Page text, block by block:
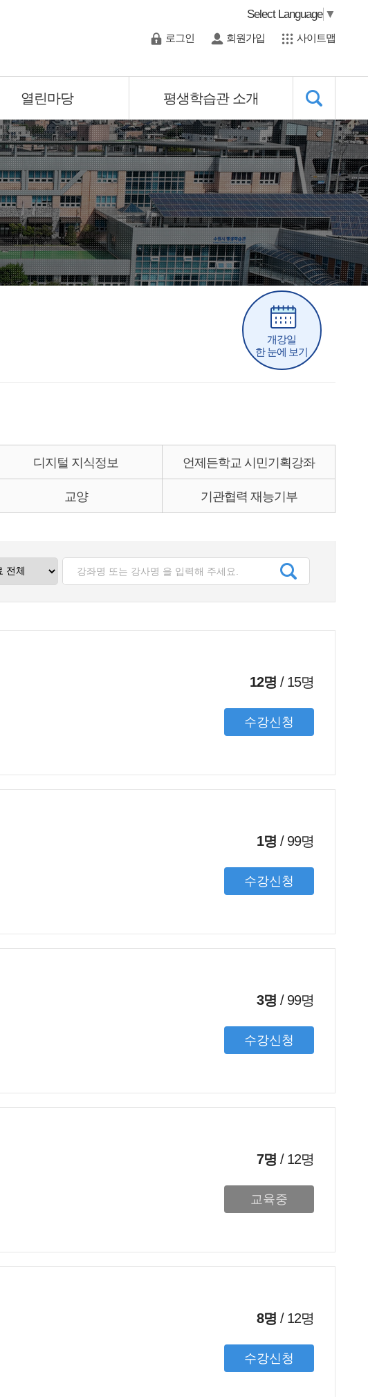
Select Language ▼
로그인 회원가입 사이트맵
열린마당 평생학습관 소개
디지털 지식정보 언제든학교 시민기획강좌
교양 기관협력 재능기부
12명 / 15명
수강신청
1명 / 99명
수강신청
3명 / 99명
수강신청
7명 / 12명
교육중
8명 / 12명
수강신청
개강일
한 눈에 보기